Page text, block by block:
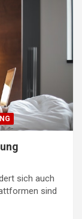
sich auch
sind